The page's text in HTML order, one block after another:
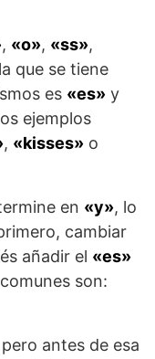
, «o», «ss»,
que se tiene
es «es» y
ejemplos
, «kisses» o
en «y», lo
cambiar
añadir el «es»
son:
antes de esa